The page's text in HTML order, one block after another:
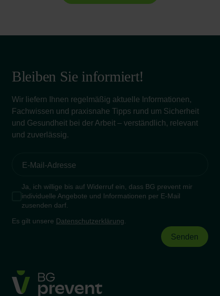
Bleiben Sie informiert!
Wir liefern Ihnen regelmäßig aktuelle Informationen,
Fachwissen und praxisnahe Tipps rund um Sicherheit
und Gesundheit bei der Arbeit – verständlich, relevant
und zuverlässig.
Ja, ich willige bis auf Widerruf ein, dass BG prevent mir
individuelle Angebote und Informationen per E-Mail
zusenden darf.
Es gilt unsere Datenschutzerklärung